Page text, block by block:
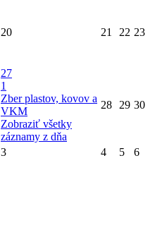
20 21 22 23
27
1
Zber plastov, kovov a
VKM
Zobraziť všetky
záznamy z dňa
28 29 30
3 4 5 6